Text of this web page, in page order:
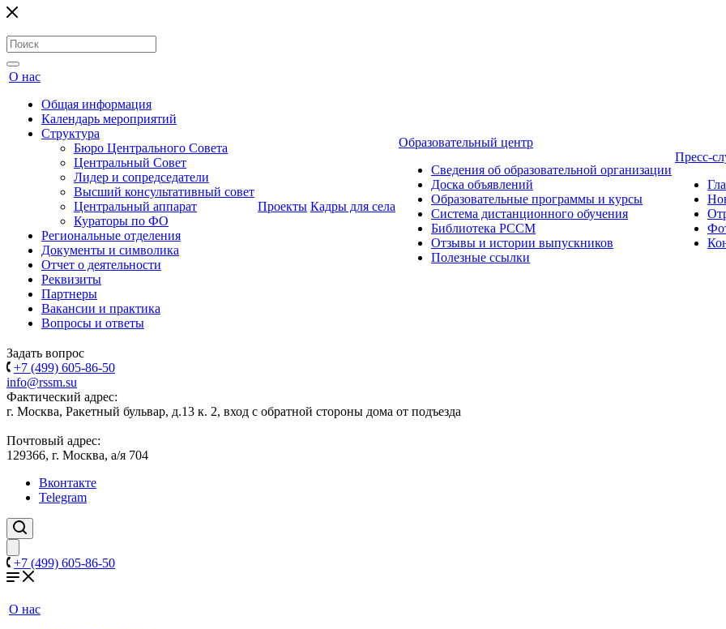
О нас
Общая информация
Календарь мероприятий
Структура
Бюро Центрального Совета
Центральный Совет
Лидер и сопредседатели
Высший консультативный совет
Центральный аппарат
Кураторы по ФО
Региональные отделения
Документы и символика
Отчет о деятельности
Реквизиты
Партнеры
Вакансии и практика
Вопросы и ответы
Проекты Кадры для села
Образовательный центр
Сведения об образовательной организации
Доска объявлений
Образовательные программы и курсы
Система дистанционного обучения
Библиотека РССМ
Отзывы и истории выпускников
Полезные ссылки
Пресс-
Задать вопрос
+7 (499) 605-86-50
info@rssm.su
Фактический адрес:
г. Москва, Ракетный бульвар, д.13 к. 2, вход с обратной стороны дома от подъезда
Почтовый адрес:
129366, г. Москва, а/я 704
Вконтакте
Telegram
+7 (499) 605-86-50
О нас